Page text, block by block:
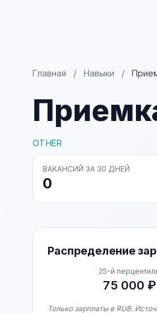
Главная / Навыки /
OTHER
ВАКАНСИЙ ЗА 30 ДНЕЙ
0
Распределение
25-й
75 000 ₽
Только зарплаты в RUB.